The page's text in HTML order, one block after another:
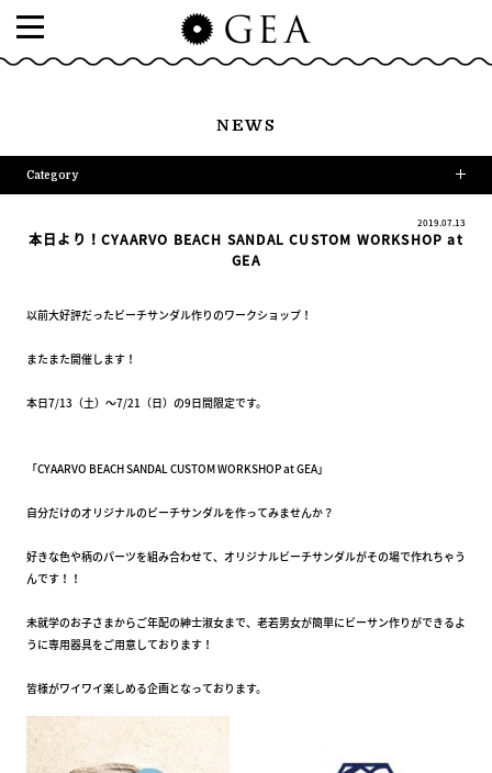
NEWS
Category
2019.07.13
本日より！CYAARVO BEACH SANDAL CUSTOM WORKSHOP at
GEA
以前大好評だったビーチサンダル作りのワークショップ！
またまた開催します！
本日7/13（土）～7/21（日）の9日間限定です。
「CYAARVO BEACH SANDAL CUSTOM WORKSHOP at GEA」
自分だけのオリジナルのビーチサンダルを作ってみませんか？
好きな色や柄のパーツを組み合わせて、オリジナルビーチサンダルがその場で作れちゃう
んです！！
未就学のお子さまからご年配の紳士淑女まで、老若男女が簡単にビーサン作りができるよ
うに専用器具をご用意しております！
皆様がワイワイ楽しめる企画となっております。